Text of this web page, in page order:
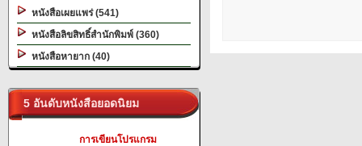
หนังสือเผยแพร่ (541)
หนังสือลิขสิทธิ์สำนักพิมพ์ (360)
หนังสือหายาก (40)
5 อันดับหนังสือยอดนิยม
การเขียนโปรแกรม